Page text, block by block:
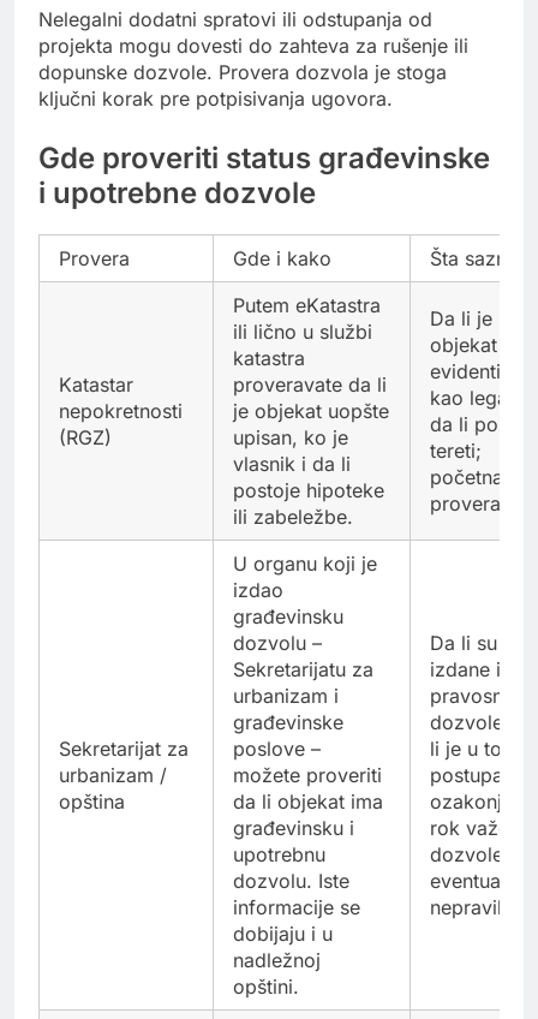
Nelegalni dodatni spratovi ili odstupanja od
projekta mogu dovesti do zahteva za rušenje ili
dopunske dozvole. Provera dozvola je stoga
ključni korak pre potpisivanja ugovora.
Gde proveriti status građevinske
i upotrebne dozvole
Provera Gde i kako Šta
Katastar
nepokretnosti
(RGZ)
Putem eKatastra
ili lično u službi
katastra
proveravate da li
je objekat uopšte
upisan, ko je
vlasnik i da li
postoje hipoteke
ili zabeležbe.
Da li je
objekat
evidentiran
kao
da li
tereti;
početna
provera.
Sekretarijat za
urbanizam /
opština
U organu koji je
izdao
građevinsku
dozvolu –
Sekretarijatu za
urbanizam i
građevinske
poslove –
možete proveriti
da li objekat ima
građevinsku i
upotrebnu
dozvolu. Iste
informacije se
dobijaju i u
nadležnoj
opštini.
Da li su
izdane i
dozvole, da
li je u toku
postupak
rok važenja
dozvole,
eventualne